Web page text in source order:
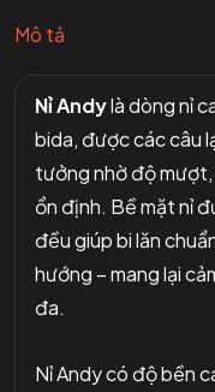
Mô tả
Nỉ Andylà dòng nỉ
bida, được các câu
tưởng nhờ độ mượt,
ổn định. Bề mặt nỉ
đều giúp bi lăn
hướng – mang lại
đa.
Nỉ Andy có độ bền